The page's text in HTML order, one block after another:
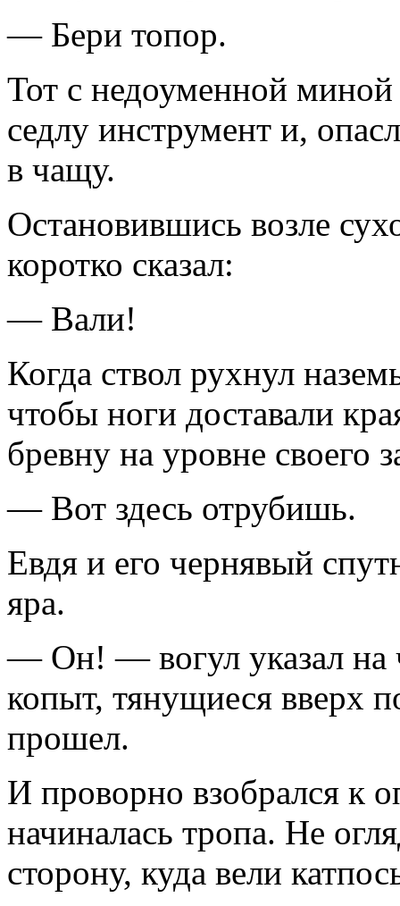
— Бери топор.
Тот с недоуменной
седлу инструмент и,
в чащу.
Остановившись возле
коротко сказал:
— Вали!
Когда ствол рухнул
чтобы ноги доставали
бревну на уровне своего
— Вот здесь отрубишь.
Евдя и его чернявый
яра.
— Он! — вогул указал на
копыт, тянущиеся вверх
прошел.
И проворно взобрался к
начиналась тропа. Не
сторону, куда вели